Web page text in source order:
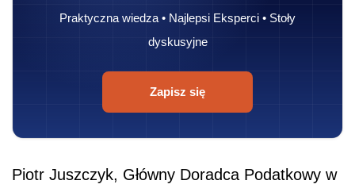
Praktyczna wiedza • Najlepsi Eksperci • Stoły
dyskusyjne
Zapisz się
Piotr Juszczyk, Główny Doradca Podatkowy w